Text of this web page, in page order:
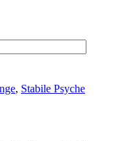
, Stabile Psyche